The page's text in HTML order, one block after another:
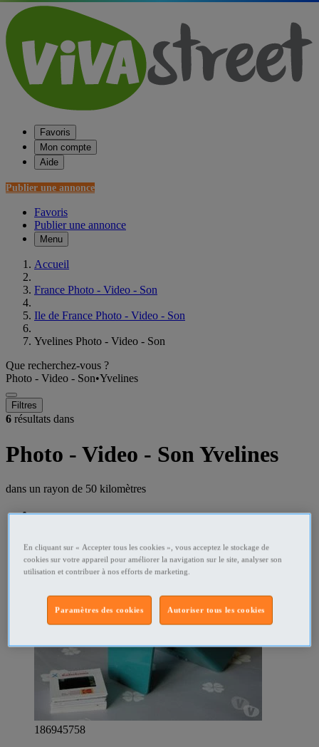
Favoris
Mon compte
Aide
Publier une annonce
Favoris
Publier une annonce
Menu
Accueil
France Photo - Video - Son
Ile de France Photo - Video - Son
Yvelines Photo - Video - Son
Que recherchez-vous ?
Photo - Video - Son•Yvelines
Filtres
6 résultats dans
Photo - Video - Son Yvelines
dans un rayon de 50 kilomètres
186945758
En cliquant sur « Accepter tous les cookies », vous acceptez le stockage de
cookies sur votre appareil pour améliorer la navigation sur le site, analyser son
utilisation et contribuer à nos efforts de marketing.
Autoriser tous les cookies
Paramètres des cookies